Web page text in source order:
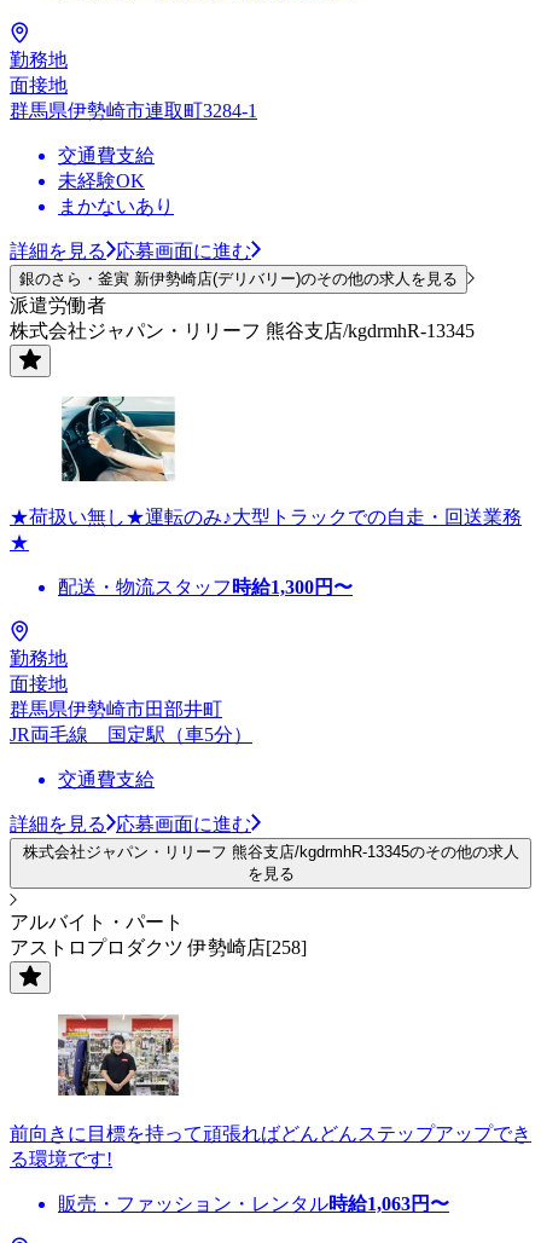
勤務地
面接地
群馬県伊勢崎市連取町3284-1
交通費支給
未経験OK
まかないあり
詳細を見る 応募画面に進む
銀のさら・釜寅 新伊勢崎店(デリバリー)のその他の求人を見る
派遣労働者
株式会社ジャパン・リリーフ 熊谷支店/kgdrmhR-13345
★荷扱い無し★運転のみ♪大型トラックでの自走・回送業務
★
配送・物流スタッフ 時給1,300円〜
勤務地
面接地
群馬県伊勢崎市田部井町
JR両毛線 国定駅（車5分）
交通費支給
詳細を見る 応募画面に進む
株式会社ジャパン・リリーフ 熊谷支店/kgdrmhR-13345のその他の求人
を見る
アルバイト・パート
アストロプロダクツ 伊勢崎店[258]
前向きに目標を持って頑張ればどんどんステップアップでき
る環境です!
販売・ファッション・レンタル時給1,063円〜